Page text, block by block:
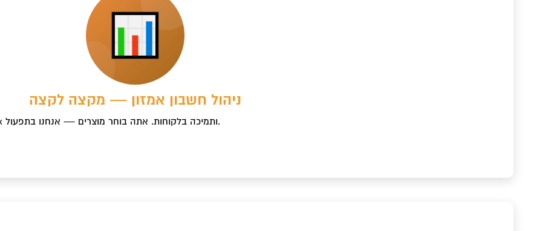
ניהול חשבון אמזון — מקצה לקצה
Account Health, מלאי, קמפיינים, Buy Box ותמיכה בלקוחות. אתה בוחר מוצרים — אנחנו בתפעול.